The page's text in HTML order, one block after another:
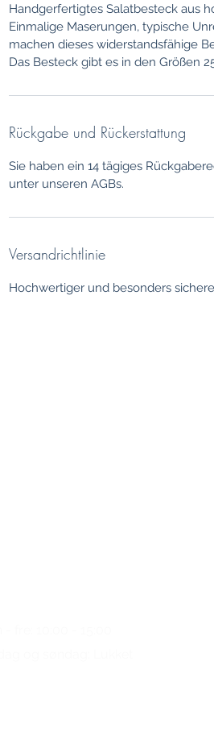
Handgerfertigtes Salatbesteck aus
Einmalige Maserungen, typische
machen dieses widerstandsfähige
Das Besteck gibt es in den Größen
Rückgabe und Rückerstattung
Sie haben ein 14 tägiges
unter unseren AGBs.
Versandrichtlinie
Hochwertiger und besonders